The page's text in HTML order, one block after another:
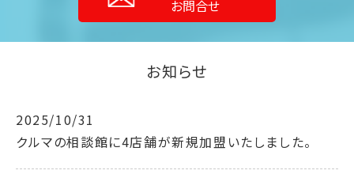
お問合せ
お知らせ
2025/10/31
クルマの相談館に4店舗が新規加盟いたしました。